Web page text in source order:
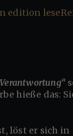
hieße das: